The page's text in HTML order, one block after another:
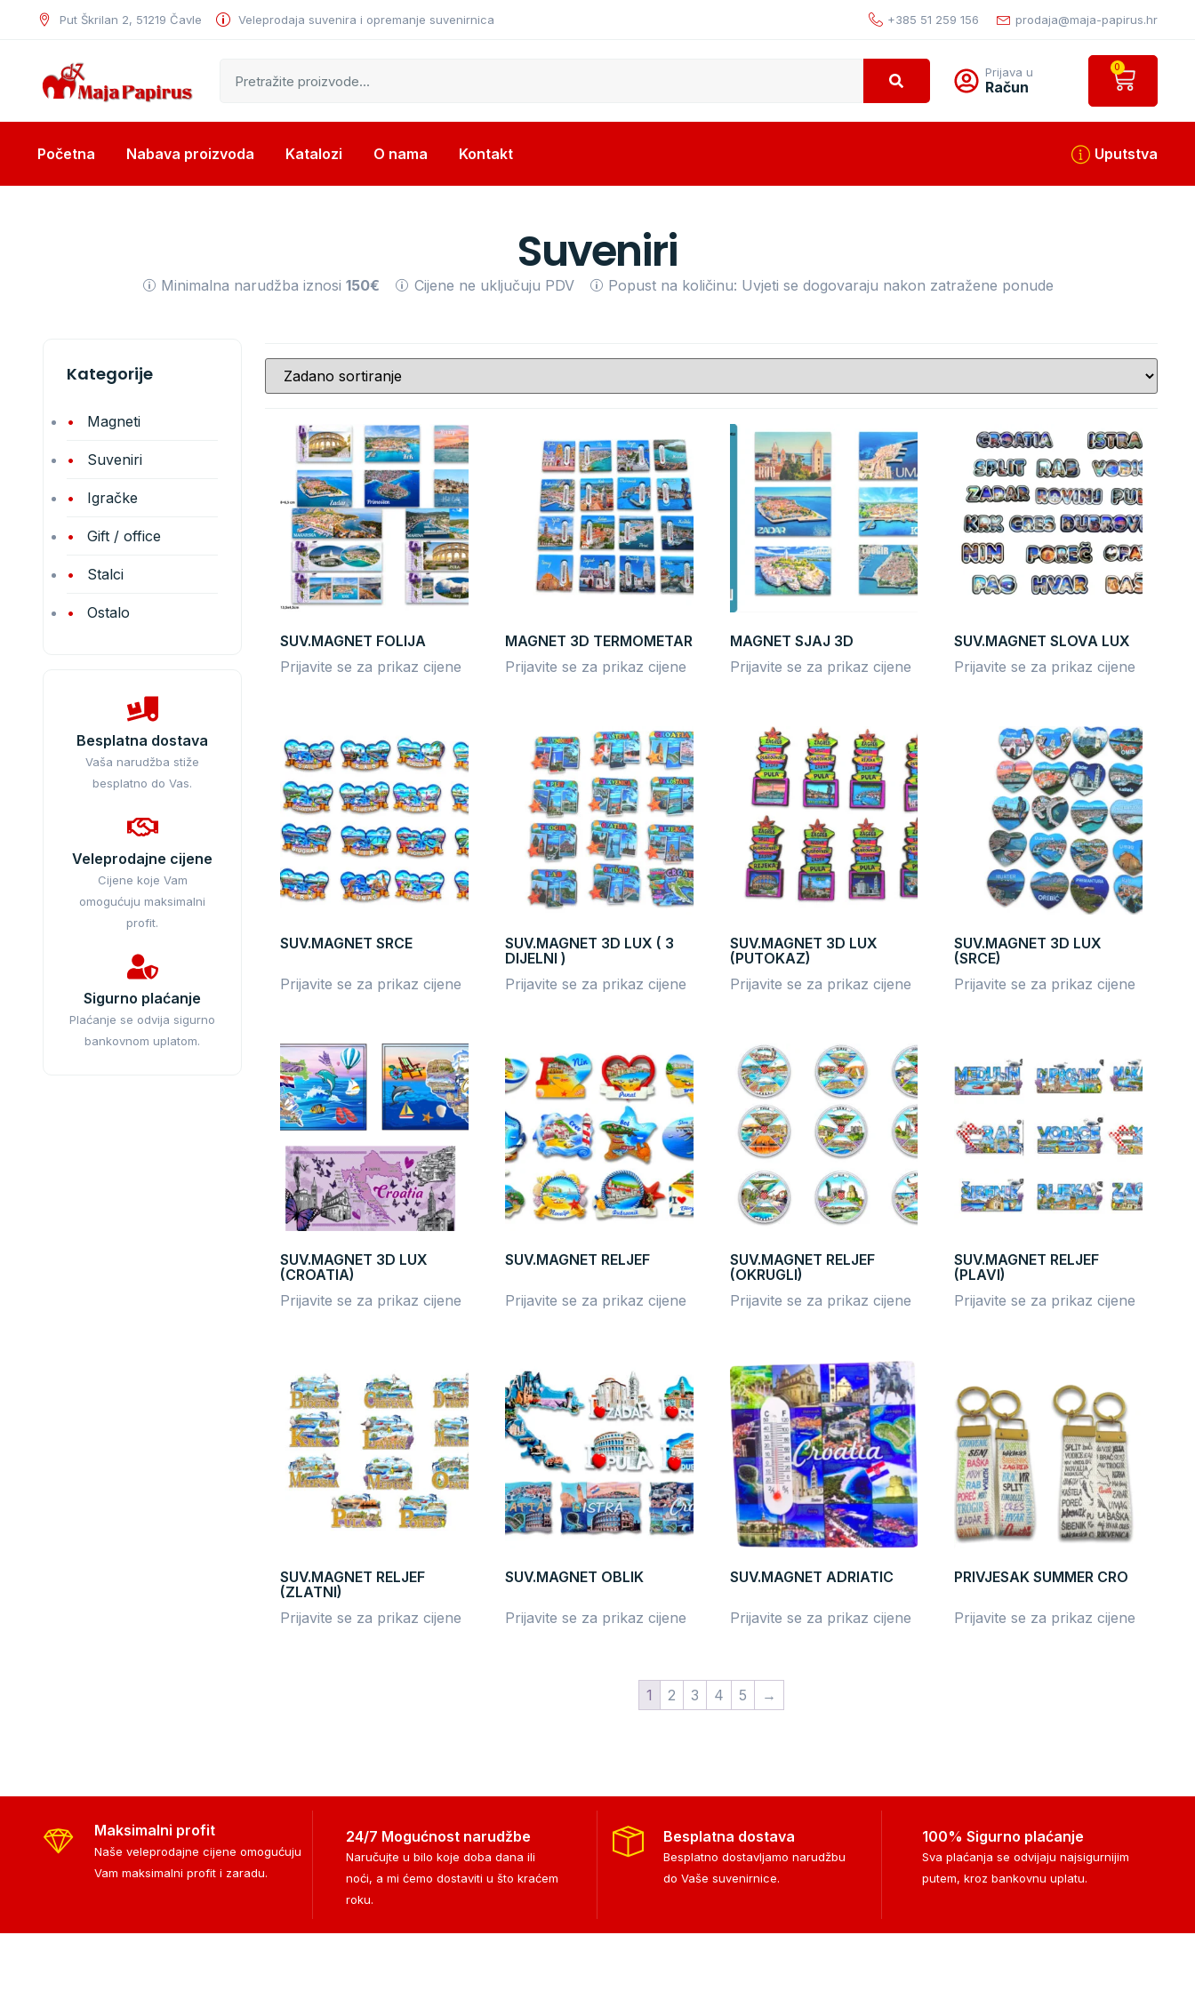
Put Škrilan 2, 51219 Čavle Veleprodaja suvenira i opremanje suvenirnica +385 51 259 156 prodaja@maja-papirus.hr
Prijava u
Račun
0
Početna Nabava proizvoda Katalozi O nama Kontakt Uputstva
Suveniri
Minimalna narudžba iznosi150€ Cijene ne uključuju PDV Popust na količinu: Uvjeti se dogovaraju nakon zatražene ponude
Kategorije
Magneti
Suveniri
Igračke
Gift / office
Stalci
Ostalo
Besplatna dostava
Vaša narudžba stiže
besplatno do Vas.
Veleprodajne cijene
Cijene koje Vam
omogućuju maksimalni
profit.
Sigurno plaćanje
Plaćanje se odvija sigurno
bankovnom uplatom.
SUV.MAGNET FOLIJA
Prijavite se za prikaz cijene
MAGNET 3D TERMOMETAR
Prijavite se za prikaz cijene
MAGNET SJAJ 3D
Prijavite se za prikaz cijene
SUV.MAGNET SLOVA LUX
Prijavite se za prikaz cijene
SUV.MAGNET SRCE
Prijavite se za prikaz cijene
SUV.MAGNET 3D LUX ( 3
DIJELNI )
Prijavite se za prikaz cijene
SUV.MAGNET 3D LUX
(PUTOKAZ)
Prijavite se za prikaz cijene
SUV.MAGNET 3D LUX
(SRCE)
Prijavite se za prikaz cijene
SUV.MAGNET 3D LUX
(CROATIA)
Prijavite se za prikaz cijene
SUV.MAGNET RELJEF
Prijavite se za prikaz cijene
SUV.MAGNET RELJEF
(OKRUGLI)
Prijavite se za prikaz cijene
SUV.MAGNET RELJEF
(PLAVI)
Prijavite se za prikaz cijene
SUV.MAGNET RELJEF
(ZLATNI)
Prijavite se za prikaz cijene
SUV.MAGNET OBLIK
Prijavite se za prikaz cijene
SUV.MAGNET ADRIATIC
Prijavite se za prikaz cijene
PRIVJESAK SUMMER CRO
Prijavite se za prikaz cijene
1 2 3 4 5 →
Maksimalni profit
Naše veleprodajne cijene omogućuju
Vam maksimalni profit i zaradu.
24/7 Mogućnost narudžbe
Naručujte u bilo koje doba dana ili
noći, a mi ćemo dostaviti u što kraćem
roku.
Besplatna dostava
Besplatno dostavljamo narudžbu
do Vaše suvenirnice.
100% Sigurno plaćanje
Sva plaćanja se odvijaju najsigurnijim
putem, kroz bankovnu uplatu.